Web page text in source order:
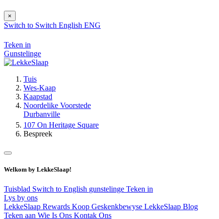
×
Switch to Switch English ENG
Teken in
Gunstelinge
Tuis
Wes-Kaap
Kaapstad
Noordelike Voorstede
Durbanville
107 On Heritage Square
Bespreek
Welkom by LekkeSlaap!
Tuisblad Switch to English gunstelinge Teken in
Lys by ons
LekkeSlaap Rewards Koop Geskenkbewyse LekkeSlaap Blog
Teken aan Wie Is Ons Kontak Ons